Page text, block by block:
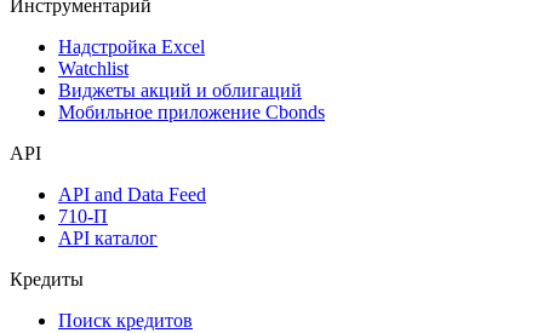
Инструментарий
Надстройка Excel
Watchlist
Виджеты акций и облигаций
Мобильное приложение Cbonds
API
API and Data Feed
710-П
API каталог
Кредиты
Поиск кредитов